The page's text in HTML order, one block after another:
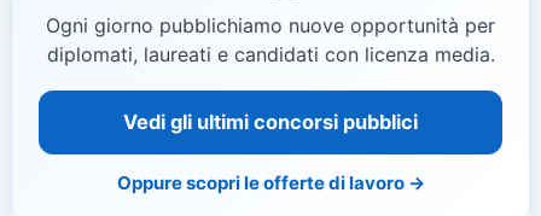
Ogni giorno pubblichiamo nuove opportunità per
diplomati, laureati e candidati con licenza media.
Vedi gli ultimi concorsi pubblici
Oppure scopri le offerte di lavoro →